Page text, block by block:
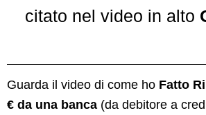
citato nel video in alto
Guarda il video di come ho Fatto
€ da una banca (da debitore a